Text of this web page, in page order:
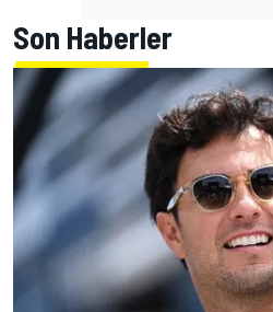
Son Haberler